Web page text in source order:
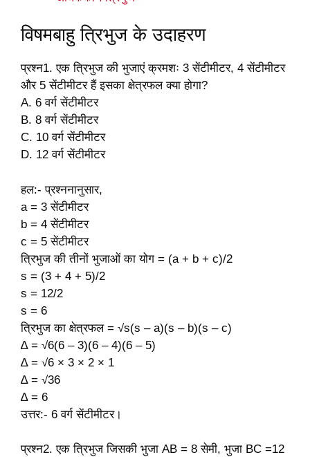
विषमबाहु त्रिभुज के उदाहरण
प्रश्न1. एक त्रिभुज की भुजाएं क्रमशः 3 सेंटीमीटर, 4 सेंटीमीटर
और 5 सेंटीमीटर हैं इसका क्षेत्रफल क्या होगा?
A. 6 वर्ग सेंटीमीटर
B. 8 वर्ग सेंटीमीटर
C. 10 वर्ग सेंटीमीटर
D. 12 वर्ग सेंटीमीटर
हल:- प्रश्ननानुसार,
a = 3 सेंटीमीटर
b = 4 सेंटीमीटर
c = 5 सेंटीमीटर
त्रिभुज की तीनों भुजाओं का योग = (a + b + c)/2
s = (3 + 4 + 5)/2
s = 12/2
s = 6
त्रिभुज का क्षेत्रफल = √s(s – a)(s – b)(s – c)
∆ = √6(6 – 3)(6 – 4)(6 – 5)
∆ = √6 × 3 × 2 × 1
∆ = √36
∆ = 6
उत्तर:- 6 वर्ग सेंटीमीटर।
प्रश्न2. एक त्रिभुज जिसकी भुजा AB = 8 सेमी, भुजा BC =12